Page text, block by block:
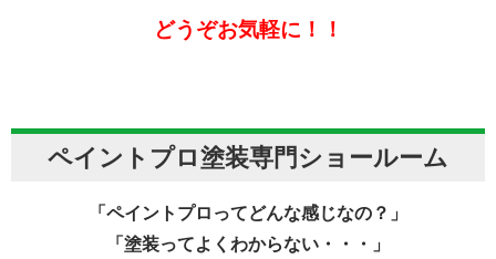
どうぞお気軽に！！
ペイントプロ塗装専門ショールーム
「ペイントプロってどんな感じなの？」
「塗装ってよくわからない・・・」